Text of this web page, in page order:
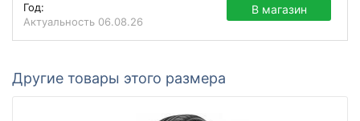
Год:
Актуальность 06.08.26
В магазин
Другие товары этого размера